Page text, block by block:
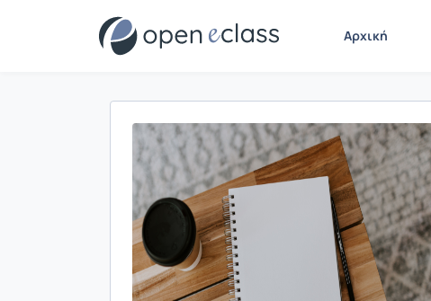
Αρχική
Παρουσίαση/Προβολή